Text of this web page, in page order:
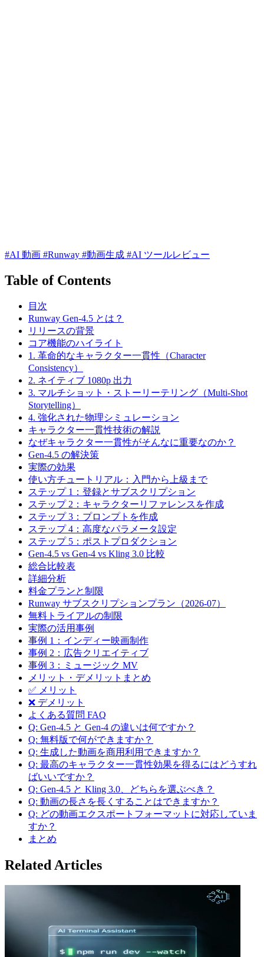
#AI 動画 #Runway #動画生成 #AI ツールレビュー
Table of Contents
目次
Runway Gen-4.5 とは？
リリースの背景
コア機能のハイライト
1. 革命的なキャラクター一貫性（Character
Consistency）
2. ネイティブ 1080p 出力
3. マルチショット・ストーリーテリング（Multi-Shot
Storytelling）
4. 強化された物理シミュレーション
キャラクター一貫性技術の解説
なぜキャラクター一貫性がそんなに重要なのか？
Gen-4.5 の解決策
実際の効果
使い方チュートリアル：入門から上級まで
ステップ 1：登録とサブスクリプション
ステップ 2：キャラクターリファレンスを作成
ステップ 3：プロンプトを作成
ステップ 4：高度なパラメータ設定
ステップ 5：ポストプロダクション
Gen-4.5 vs Gen-4 vs Kling 3.0 比較
総合比較表
詳細分析
料金プランと制限
Runway サブスクリプションプラン（2026-07）
無料トライアルの制限
実際の活用事例
事例 1：インディー映画制作
事例 2：広告クリエイティブ
事例 3：ミュージック MV
メリット・デメリットまとめ
✅ メリット
❌ デメリット
よくある質問 FAQ
Q: Gen-4.5 と Gen-4 の違いは何ですか？
Q: 無料版で何ができますか？
Q: 生成した動画を商用利用できますか？
Q: 最高のキャラクター一貫性効果を得るにはどうすれ
ばいいですか？
Q: Gen-4.5 と Kling 3.0、どちらを選ぶべき？
Q: 動画の長さを長くすることはできますか？
Q: どの動画エクスポートフォーマットに対応していま
すか？
まとめ
Related Articles